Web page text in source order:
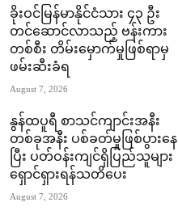
ခိုးဝင်မြန်မာနိုင်ငံသား ၄၃ ဦး
တင်ဆောင်လာသည့် ဗန်းကား
တစ်စီး တိမ်းမှောက်မှုဖြစ်ရာမှ
ဖမ်းဆီးခံရ
August 7, 2026
နွန်ထပူရီ စာသင်ကျာင်းအနီး
တစ်ခုအနီး ပစ်ခတ်မှုဖြစ်ပွားနေ
ပြီး ပတ်ဝန်းကျင်ရှိပြည်သူများ
ရှောင်ရှားရန်သတိပေး
August 7, 2026